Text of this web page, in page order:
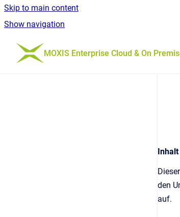
Skip to main content
Show navigation
Go to homepage
MOXIS Enterprise Cloud & On
Inhalt
den
auf.